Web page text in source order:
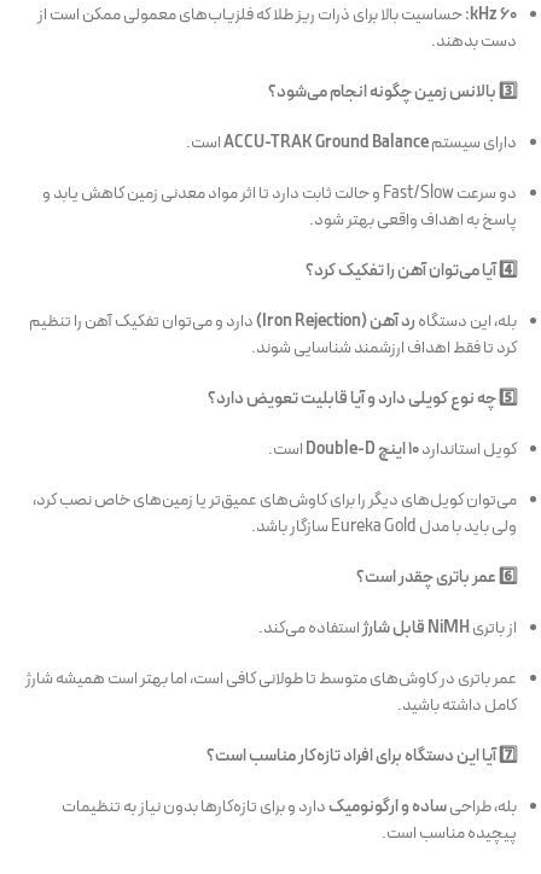
60 kHz:
حساسیت بالا برای ذرات ریز طلا که فلزیاب‌های معمولی ممکن است از
دست بدهند.
3️⃣ بالانس زمین چگونه انجام می‌شود؟
دارای سیستمACCU-TRAK Ground Balanceاست.
دو سرعت Fast/Slow و حالت ثابت دارد تا اثر مواد معدنی زمین کاهش یابد و
پاسخ به اهداف واقعی بهتر شود.
4️⃣ آیا می‌توان آهن را تفکیک کرد؟
بله، این دستگاهرد آهن (Iron Rejection)
دارد و می‌توان تفکیک آهن را تنظیم
کرد تا فقط اهداف ارزشمند شناسایی شوند.
5️⃣ چه نوع کویلی دارد و آیا قابلیت تعویض دارد؟
کویل استاندارد10 اینچ Double-D
است.
می‌توان کویل‌های دیگر را برای کاوش‌های عمیق‌تر یا زمین‌های خاص نصب کرد،
ولی باید با مدل Eureka Gold سازگار باشد.
6️⃣ عمر باتری چقدر است؟
از باتریNiMH قابل شارژ
استفاده می‌کند.
عمر باتری در کاوش‌های متوسط تا طولانی کافی است، اما بهتر است همیشه شارژ
کامل داشته باشید.
7️⃣ آیا این دستگاه برای افراد تازه‌کار مناسب است؟
بله، طراحیساده و ارگونومیکدارد و برای تازه‌کارها بدون نیاز به تنظیمات
پیچیده مناسب است.